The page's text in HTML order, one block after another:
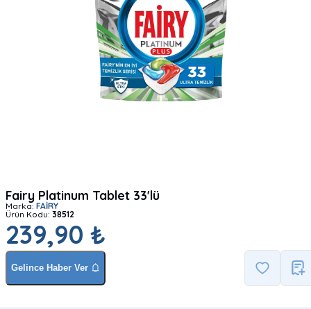
Fairy Platinum Tablet 33'lü
Marka: FAİRY
Ürün Kodu: 38512
239,90 ₺
Gelince Haber Ver